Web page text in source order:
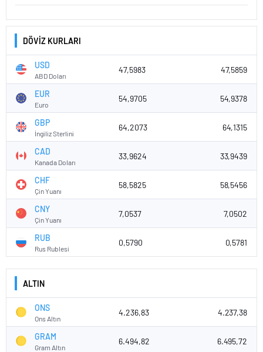
DÖVİZ KURLARI
USD
ABD Doları
47,5983 47,5859
EUR
Euro
54,9705 54,9378
GBP
İngiliz Sterlini
64,2073 64,1315
CAD
Kanada Doları
33,9624 33,9439
CHF
Çin Yuanı
58,5825 58,5456
CNY
Çin Yuanı
7,0537 7,0502
RUB
Rus Rublesi
0,5790 0,5781
ALTIN
ONS
Ons Altın
4.236,83 4.237,38
GRAM
Gram Altın
6.494,82 6.495,72